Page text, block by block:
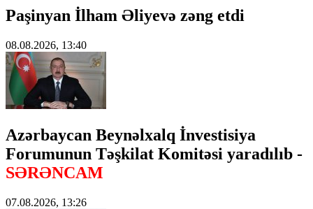
Paşinyan İlham Əliyevə zəng etdi
08.08.2026, 13:40
Azərbaycan Beynəlxalq İnvestisiya
Forumunun Təşkilat Komitəsi yaradılıb -
SƏRƏNCAM
07.08.2026, 13:26